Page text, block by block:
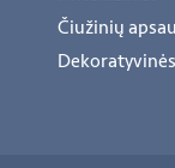
Čiužinių